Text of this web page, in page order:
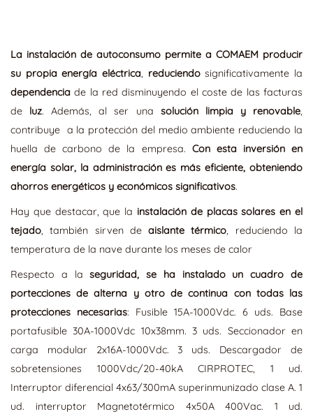
La instalación de autoconsumo permite a COMAEM producir
su propia energía eléctrica, reduciendosignificativamente la
dependencia de la red disminuyendo el coste de las facturas
de luz. Además, al ser una solución limpia y renovable,
contribuye a la protección del medio ambiente reduciendo la
huella de carbono de la empresa. Con esta inversión en
energía solar, la administración es más eficiente, obteniendo
ahorros energéticos y económicos significativos.
Hay que destacar, que la instalación de placas solares en el
tejado, también sirven deaislante térmico, reduciendo la
temperatura de la nave durante los meses de calor
Respecto a laseguridad, se ha instalado un cuadro de
portecciones de alterna y otro de continua con todas las
protecciones necesarias: Fusible 15A-1000Vdc. 6 uds. Base
portafusible 30A-1000Vdc 10x38mm. 3 uds. Seccionador en
carga modular 2x16A-1000Vdc. 3 uds. Descargador de
sobretensiones 1000Vdc/20-40kA CIRPROTEC, 1 ud.
Interruptor diferencial 4x63/300mA superinmunizado clase A. 1
ud. interruptor Magnetotérmico 4x50A 400Vac. 1 ud.